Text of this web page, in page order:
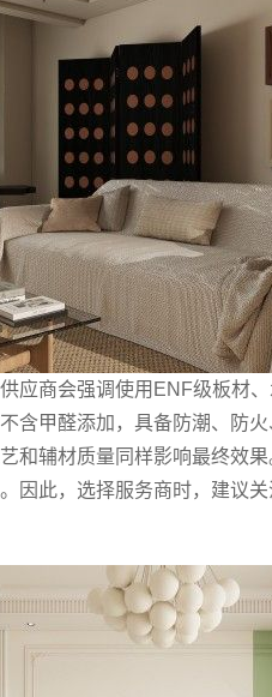
应商会强调使用ENF级板材
含甲醛添加，具备防潮、防
和辅材质量同样影响最终效
因此，选择服务商时，建议